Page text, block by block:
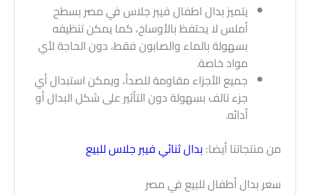
يتميز بدال اطفال فيبر جلاس في مصر بسطح
أملس لا يحتفظ بالأوساخ، كما يمكن تنظيفه
بسهولة بالماء والصابون فقط، دون الحاجة لأي
مواد خاصة.
جميع الأجزاء مقاومة للصدأ، ويمكن استبدال أي
جزء تالف بسهولة دون التأثير على شكل البدال أو
أدائه.
من منتجاتنا أيضا: بدال ثنائي فيبر جلاس للبيع
سعر بدال أطفال للبيع في مصر